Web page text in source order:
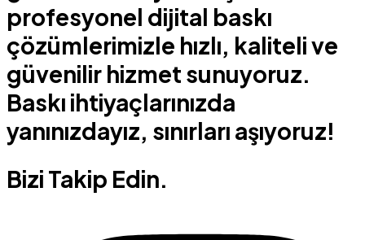
profesyonel dijital baskı
çözümlerimizle hızlı, kaliteli ve
güvenilir hizmet sunuyoruz.
Baskı ihtiyaçlarınızda
yanınızdayız, sınırları aşıyoruz!
Bizi Takip Edin.